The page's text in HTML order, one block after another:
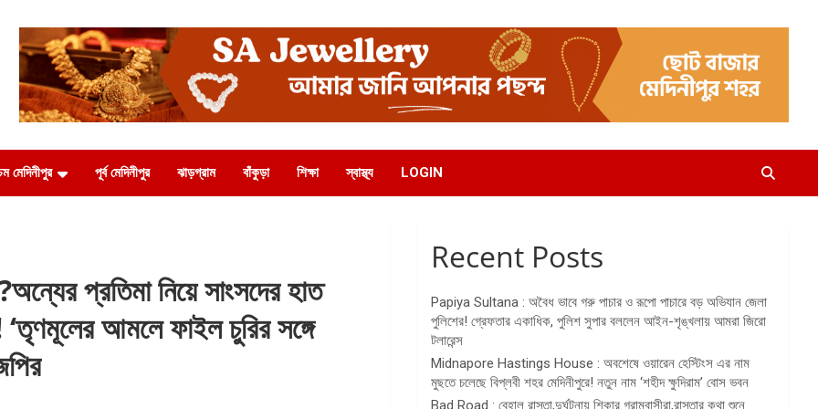
মেদিনীপুর পূর্ব মেদিনীপুর ঝাড়গ্রাম বাঁকুড়া শিক্ষা স্বাস্থ্য LOGIN
প্রতিমা নিয়ে সাংসদের হাত
আমলে ফাইল চুরির সঙ্গে
Recent Posts
Papiya Sultana : অবৈধ ভাবে গরু পাচার ও রূপো পাচারে বড় অভিযান জেলা
পুলিশের! গ্রেফতার একাধিক, পুলিশ সুপার বললেন আইন-শৃঙ্খলায় আমরা জিরো
টলারেন্স
Midnapore Hastings House : অবশেষে ওয়ারেন হেস্টিংস এর নাম
মুছতে চলেছে বিপ্লবী শহর মেদিনীপুরে! নতুন নাম ‘শহীদ ক্ষুদিরাম’ বোস ভবন
Bad Road : বেহাল রাস্তা,দুর্ঘটনায় শিকার গ্রামবাসীরা,রাস্তার কথা শুনে